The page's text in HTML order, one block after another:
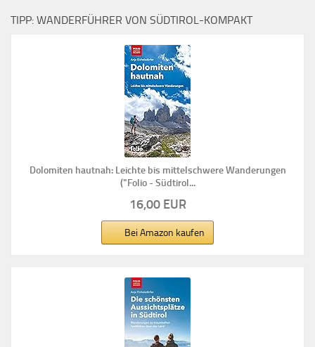
TIPP: WANDERFÜHRER VON SÜDTIROL-KOMPAKT
Dolomiten hautnah: Leichte bis mittelschwere Wanderungen
("Folio - Südtirol...
16,00 EUR
Bei Amazon kaufen